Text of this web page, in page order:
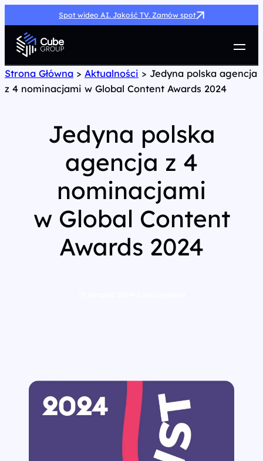
Spot wideo AI. Jakość TV. Zamów spot
Usługi
Jak możemy pomóc
Marketing Hub
Strona Główna > Aktualności > Jedyna polska agencja
z 4 nominacjami w Global Content Awards 2024
Jedyna polska
agencja z 4
nominacjami
w Global Content
Awards 2024